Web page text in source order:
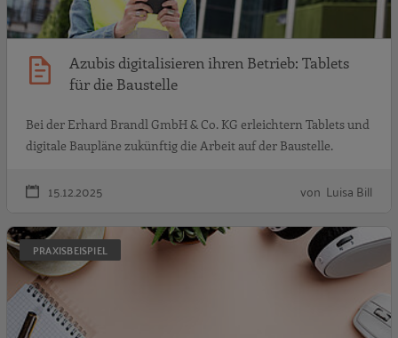
Azubis digitalisieren ihren Betrieb: Tablets
für die Baustelle
Bei der Erhard Brandl GmbH & Co. KG erleichtern Tablets und
digitale Baupläne zukünftig die Arbeit auf der Baustelle.
15.12.2025 von Luisa Bill
PRAXISBEISPIEL